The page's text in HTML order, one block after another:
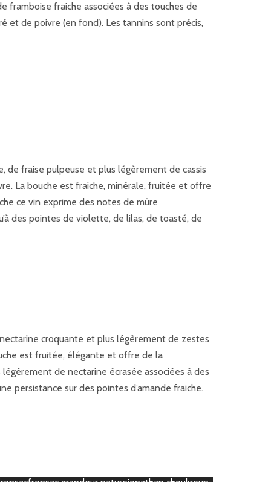
framboise fraiche associées à des touches de
et de poivre (en fond). Les tannins sont précis,
fraise pulpeuse et plus légèrement de cassis
La bouche est fraiche, minérale, fruitée et offre
ce vin exprime des notes de mûre
des pointes de violette, de lilas, de toasté, de
croquante et plus légèrement de zestes
est fruitée, élégante et offre de la
de nectarine écrasée associées à des
persistance sur des pointes d’amande fraiche.